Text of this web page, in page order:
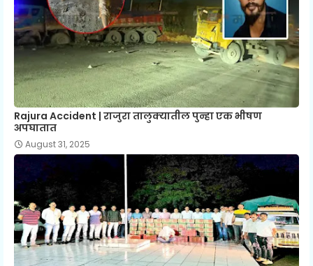
Rajura Accident | राजुरा तालुक्यातील पुन्हा एक भीषण
अपघातात
August 31, 2025